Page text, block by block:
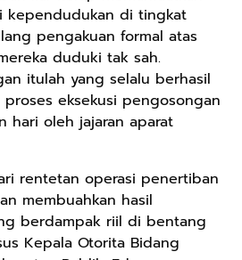
kependudukan di tingkat
pengakuan formal atas
duduki tak sah.
itulah yang selalu berhasil
proses eksekusi pengosongan
hari oleh jajaran aparat
rentetan operasi penertiban
membuahkan hasil
berdampak riil di bentang
Kepala Otorita Bidang